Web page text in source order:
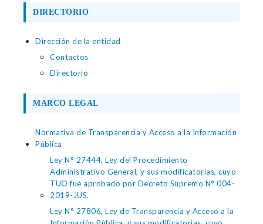
DIRECTORIO
Dirección de la entidad
Contactos
Directorio
MARCO LEGAL
Normativa de Transparencia y Acceso a la Información
Pública
Ley N° 27444, Ley del Procedimiento
Administrativo General, y sus modificatorias, cuyo
TUO fue aprobado por Decreto Supremo N° 004-
2019-JUS.
Ley N° 27806, Ley de Transparencia y Acceso a la